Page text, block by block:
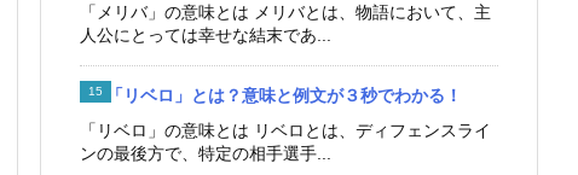
「メリバ」の意味とは メリバとは、物語において、主
人公にとっては幸せな結末であ...
「リベロ」とは？意味と例文が３秒でわかる！
「リベロ」の意味とは リベロとは、ディフェンスライ
ンの最後方で、特定の相手選手...